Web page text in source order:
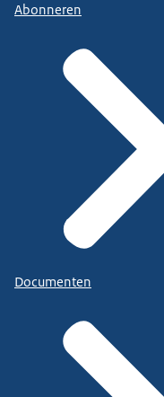
Abonneren
Documenten